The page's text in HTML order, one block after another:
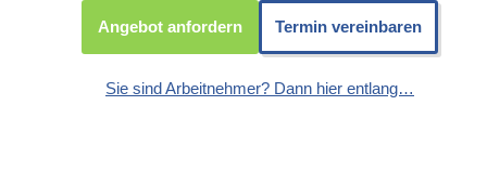
Angebot anfordern Termin vereinbaren
Sie sind Arbeitnehmer? Dann hier entlang…